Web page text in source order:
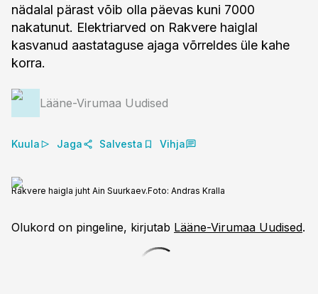
nädalal pärast võib olla päevas kuni 7000
nakatunut. Elektriarved on Rakvere haiglal
kasvanud aastataguse ajaga võrreldes üle kahe
korra.
Lääne-Virumaa Uudised
Kuula Jaga Salvesta Vihja
Rakvere haigla juht Ain Suurkaev.Foto: Andras Kralla
Olukord on pingeline, kirjutab Lääne-Virumaa Uudised.